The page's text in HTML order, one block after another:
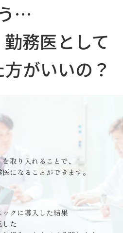
う…
務医として
がいいの？
取り入れることで、
になることができます。
クに導入した結果
た